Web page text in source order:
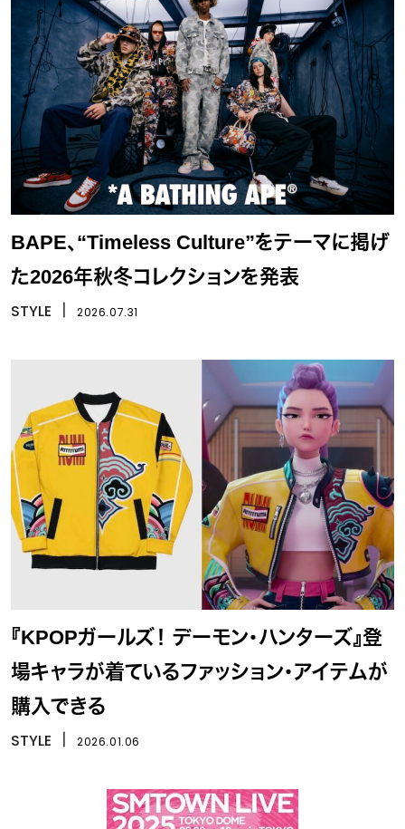
BAPE、“Timeless Culture”をテーマに掲げ
た2026年秋冬コレクションを発表
STYLE 2026.07.31
『KPOPガールズ！ デーモン・ハンターズ』登
場キャラが着ているファッション・アイテムが
購入できる
STYLE 2026.01.06